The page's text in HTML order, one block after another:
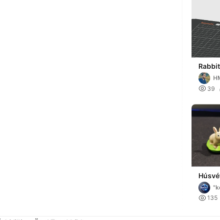
 39
 135